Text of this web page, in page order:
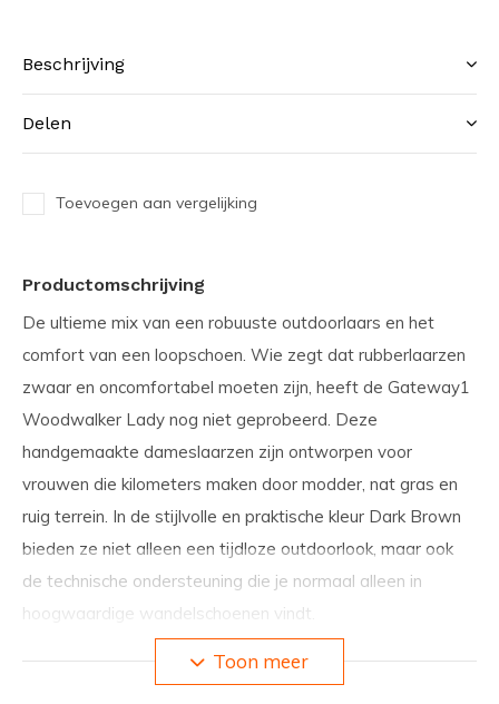
Beschrijving
Delen
Toevoegen aan vergelijking
Productomschrijving
De ultieme mix van een robuuste outdoorlaars en het
comfort van een loopschoen. Wie zegt dat rubberlaarzen
zwaar en oncomfortabel moeten zijn, heeft de Gateway1
Woodwalker Lady nog niet geprobeerd. Deze
handgemaakte dameslaarzen zijn ontworpen voor
vrouwen die kilometers maken door modder, nat gras en
ruig terrein. In de stijlvolle en praktische kleur Dark Brown
bieden ze niet alleen een tijdloze outdoorlook, maar ook
de technische ondersteuning die je normaal alleen in
hoogwaardige wandelschoenen vindt.
Plus- en minpunten
Toon meer